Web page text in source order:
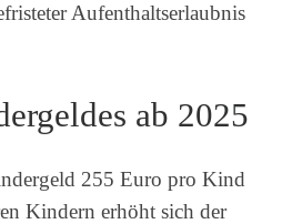
Aufenthaltserlaubnis
ab 2025
255 Euro pro Kind
Kindern erhöht sich der